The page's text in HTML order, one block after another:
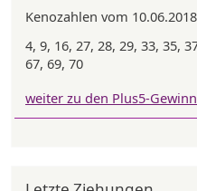
Kenozahlen vom
4, 9, 16, 27, 28, 29, 33, 35,
67, 69, 70
weiter zu den Plus5-